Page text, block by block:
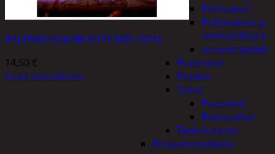
Peltisakset
Pulttisakset ja
voimaleikkurit
vetoniittipihdit
Puristimet
Puukot
Sahat
Puusahat
Rautasahat
Työkalusarjat
Korjaamotyökalut
PALERMO SOLARLYHTY RGB 20CM
14,50 €
Lisää ostoskoriin